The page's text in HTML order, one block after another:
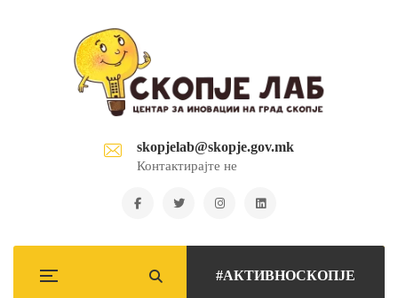
skopjelab@skopje.gov.mk
Контактирајте не
#АКТИВНОСКОПЈЕ